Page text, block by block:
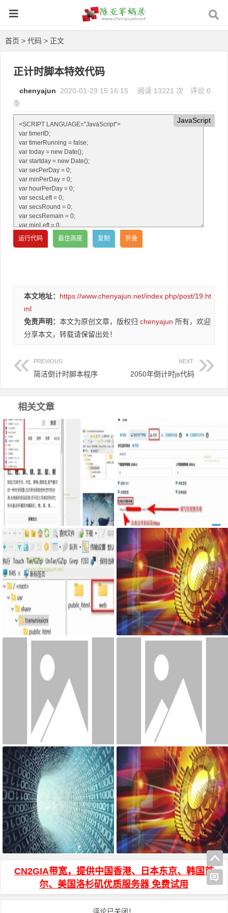
首页 > 代码 > 正文
正计时脚本特效代码
chenyajun 2020-01-29 15:16:15 阅读 13221 次
评论 0
条
JavaScript
本文地址： https://www.chenyajun.net/index.php/post/19.ht
ml
免责声明： 本文为原创文章，版权归 chenyajun 所有，欢迎
分享本文，转载请保留出处！
PREVIOUS:
简洁倒计时脚本程序
NEXT:
2050年倒计时js代码
相关文章
Google Chrome浏览器右侧边栏嵌
服务器搭建syncthing客户端，自
己私有syncthing发现服务器和中
继服务器
最新固件里transmission页面提示
Couldn't find Transmission's web
interface files错误
网页添加密码访问JS代码
宝塔面板搭建可道云 可访问系统
AdGuard Home和网站共存安装方
js页面跳转 和 js打开新窗口 方法
HTML页面输入密码才能访问加密
代码
CN2GIA带宽，提供中国香港、日本东京、韩国首
尔、美国洛杉矶优质服务器 免费试用